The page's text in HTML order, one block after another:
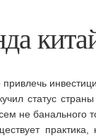
статус
не банального
практика,